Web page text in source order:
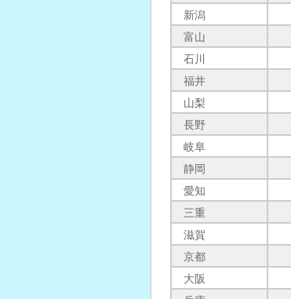
新潟
富山
石川
福井
山梨
長野
岐阜
静岡
愛知
三重
滋賀
京都
大阪